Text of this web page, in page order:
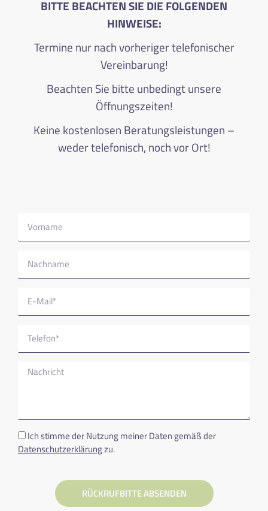
BITTE BEACHTEN SIE DIE FOLGENDEN
HINWEISE:
Termine nur nach vorheriger telefonischer
Vereinbarung!
Beachten Sie bitte unbedingt unsere
Öffnungszeiten!
Keine kostenlosen Beratungsleistungen –
weder telefonisch, noch vor Ort!
Ich stimme der Nutzung meiner Daten gemäß der
Datenschutzerklärungzu.
RÜCKRUFBITTE ABSENDEN